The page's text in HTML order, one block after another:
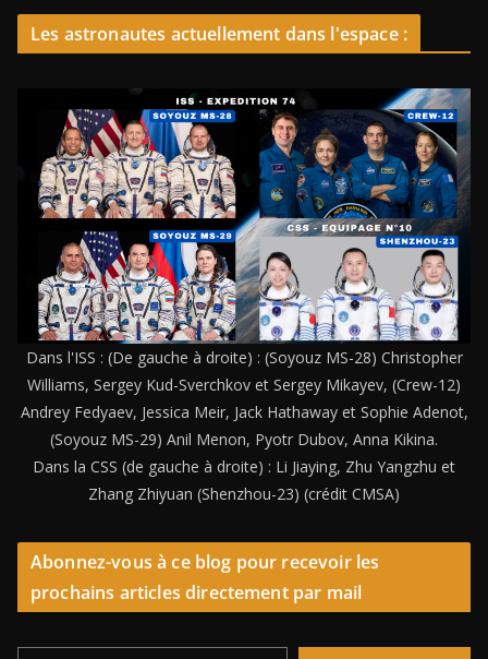
Les astronautes actuellement dans l'espace :
Dans l'ISS : (De gauche à droite) : (Soyouz MS-28) Christopher
Williams, Sergey Kud-Sverchkov et Sergey Mikayev, (Crew-12)
Andrey Fedyaev, Jessica Meir, Jack Hathaway et Sophie Adenot,
(Soyouz MS-29) Anil Menon, Pyotr Dubov, Anna Kikina.
Dans la CSS (de gauche à droite) : Li Jiaying, Zhu Yangzhu et
Zhang Zhiyuan (Shenzhou-23) (crédit CMSA)
Abonnez-vous à ce blog pour recevoir les
prochains articles directement par mail
Saisissez votre adresse e-mail…